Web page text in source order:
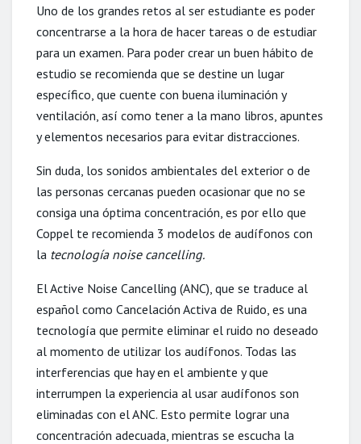
Uno de los grandes retos al ser estudiante es poder
concentrarse a la hora de hacer tareas o de estudiar
para un examen. Para poder crear un buen hábito de
estudio se recomienda que se destine un lugar
específico, que cuente con buena iluminación y
ventilación, así como tener a la mano libros, apuntes
y elementos necesarios para evitar distracciones.
Sin duda, los sonidos ambientales del exterior o de
las personas cercanas pueden ocasionar que no se
consiga una óptima concentración, es por ello que
Coppel te recomienda 3 modelos de audífonos con
la tecnología noise cancelling.
El Active Noise Cancelling (ANC), que se traduce al
español como Cancelación Activa de Ruido, es una
tecnología que permite eliminar el ruido no deseado
al momento de utilizar los audífonos. Todas las
interferencias que hay en el ambiente y que
interrumpen la experiencia al usar audífonos son
eliminadas con el ANC. Esto permite lograr una
concentración adecuada, mientras se escucha la